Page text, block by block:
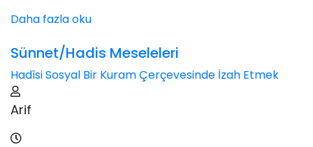
Daha fazla oku
Sünnet/Hadis Meseleleri
Hadîsi Sosyal Bir Kuram Çerçevesinde İzah Etmek
Arif